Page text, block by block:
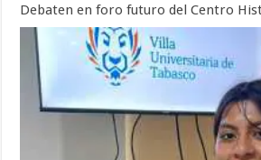
Debaten en foro futuro del Centro